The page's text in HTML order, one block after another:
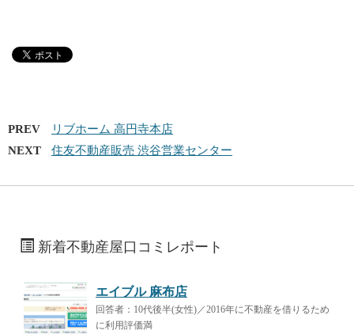
PREV
リブホーム 高円寺本店
NEXT
住友不動産販売 渋谷営業センター
新着不動産屋口コミレポート
エイブル 麻布店
回答者：10代後半(女性)／2016年に不動産を借りるため
に利用評価満